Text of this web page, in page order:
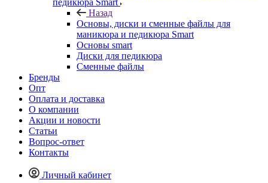
педикюра Smart
Назад
Основы, диски и сменные файлы для
маникюра и педикюра Smart
Основы smart
Диски для педикюра
Сменные файлы
Бренды
Опт
Оплата и доставка
О компании
Акции и новости
Статьи
Вопрос-ответ
Контакты
Личный кабинет